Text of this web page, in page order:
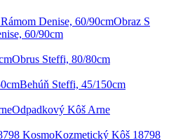
Obraz S
60/90cm
Obrus Steffi, 80/80cm
Behúň Steffi, 45/150cm
Odpadkový Kôš Arne
Kozmetický Kôš 18798